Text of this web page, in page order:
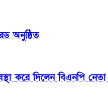
অনুষ্ঠিত
করে দিলেন বিএনপি